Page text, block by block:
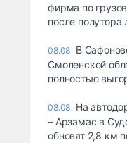
фирма по
после полутора
08.08 В
Смоленской
полностью
08.08 На
– Арзамас в
обновят 2,8 км